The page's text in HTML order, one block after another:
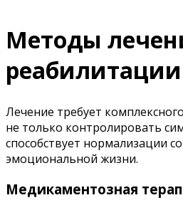
Методы
реабилитации
Лечение требует
не только контролировать
способствует нормализации
эмоциональной жизни.
Медикаментозная